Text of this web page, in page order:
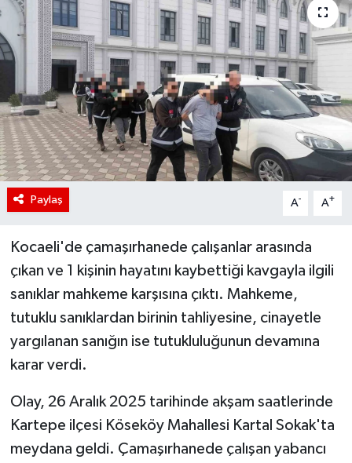
Paylaş A- A+
Kocaeli'de çamaşırhanede çalışanlar arasında
çıkan ve 1 kişinin hayatını kaybettiği kavgayla ilgili
sanıklar mahkeme karşısına çıktı. Mahkeme,
tutuklu sanıklardan birinin tahliyesine, cinayetle
yargılanan sanığın ise tutukluluğunun devamına
karar verdi.
Olay, 26 Aralık 2025 tarihinde akşam saatlerinde
Kartepe ilçesi Köseköy Mahallesi Kartal Sokak'ta
meydana geldi. Çamaşırhanede çalışan yabancı